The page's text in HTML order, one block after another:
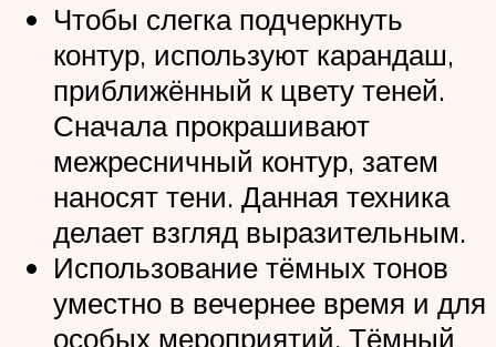
Чтобы слегка подчеркнуть
контур, используют карандаш,
приближённый к цвету теней.
Сначала прокрашивают
межресничный контур, затем
наносят тени. Данная техника
делает взгляд выразительным.
Использование тёмных тонов
уместно в вечернее время и для
особых мероприятий. Тёмный